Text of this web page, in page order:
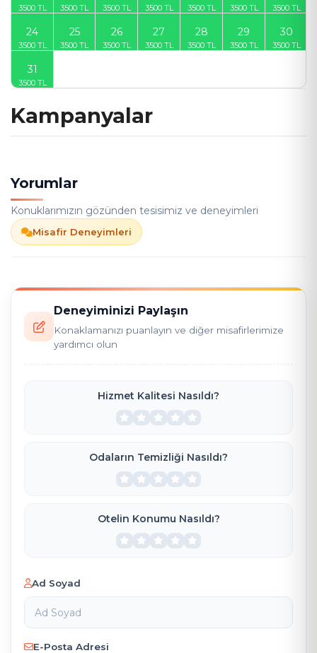
24 25 26 27 28 29 30
31
Kampanyalar
Yorumlar
Konuklarımızın gözünden tesisimiz ve deneyimleri
Misafir Deneyimleri
Deneyiminizi Paylaşın
Konaklamanızı puanlayın ve diğer misafirlerimize
yardımcı olun
Hizmet Kalitesi Nasıldı?
Odaların Temizliği Nasıldı?
Otelin Konumu Nasıldı?
Ad Soyad
E-Posta Adresi